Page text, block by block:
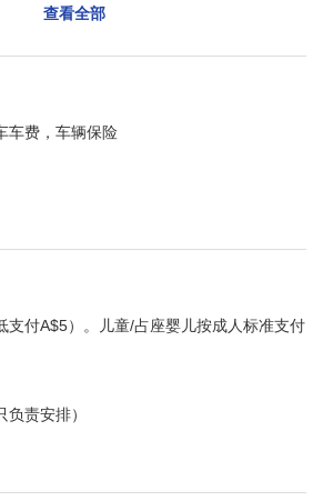
动物园是家庭经营的开放式动物园，可亲
是大洋路亲子游必到之站。
公园 (Port Campbell National Park,
园位于澳洲维多利亚州西南区，是一片以
海滩和奇岩怪石型态而闻名的原始公园。
德湖峡谷、羊鸟岛、伦敦桥和石窟都在此
大门，形成了一处峡谷海湾。这里的风
上最臭名昭著的沉船地点。
上岩层上一个带洞穴的天然拱门，但是
石桥突然坍塌，于是形成了现在中间不再
。它是大洋路上的一个著名景点，距离坎
原来游客可以直接走到伦敦桥上，但是
Melbourne
Ave
– 66 Spencer St
店 – 220 Spencer St
Melbourne – 495 Collins St
Melbourne Little Collins – 588/599
– 615 Little Lonsdale St
RMIT
查看全部
车费，车辆保险
支付A$5）。儿童/占座婴儿按成人标准支付
责安排）